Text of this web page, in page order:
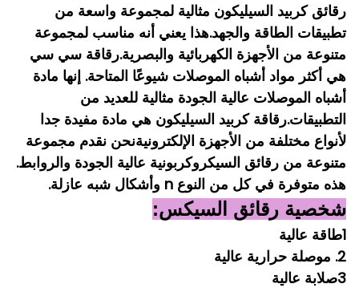
رقائق كربيد السيليكون مثالية لمجموعة واسعة من
تطبيقات الطاقة والجهد.هذا يعني أنه مناسب لمجموعة
متنوعة من الأجهزة الكهربائية والبصرية.رقاقة سي سي
هي أكثر مواد أشباه الموصلات شيوعًا المتاحة. إنها مادة
أشباه الموصلات عالية الجودة مثالية للعديد من
التطبيقات.رقاقة كربيد السيليكون هي مادة مفيدة جدا
لأنواع مختلفة من الأجهزة الإلكترونيةنحن نقدم مجموعة
متنوعة من رقائق السيكروكربونية عالية الجودة والروابط.
هذه متوفرة في كل من النوع n وأشكال شبه عازلة.
شخصية رقائق السيكس:
1طاقة عالية
2. موصلة حرارية عالية
3صلابة عالية